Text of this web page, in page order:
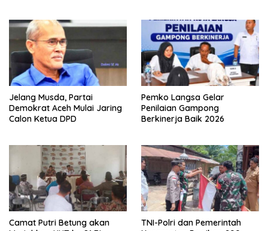
Jelang Musda, Partai
Demokrat Aceh Mulai Jaring
Calon Ketua DPD
Pemko Langsa Gelar
Penilaian Gampong
Berkinerja Baik 2026
Camat Putri Betung akan
TNI-Polri dan Pemerintah